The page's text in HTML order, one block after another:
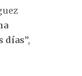
días”,